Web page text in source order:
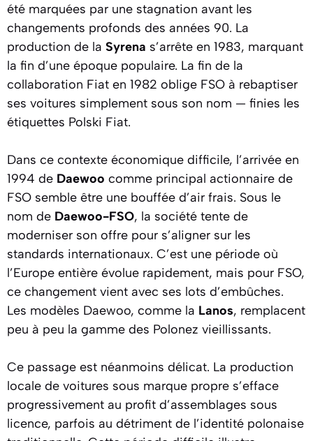
été marquées par une stagnation avant les
changements profonds des années 90. La
production de la Syrena s’arrête en 1983, marquant
la fin d’une époque populaire. La fin de la
collaboration Fiat en 1982 oblige FSO à rebaptiser
ses voitures simplement sous son nom — finies les
étiquettes Polski Fiat.
Dans ce contexte économique difficile, l’arrivée en
1994 de Daewoo comme principal actionnaire de
FSO semble être une bouffée d’air frais. Sous le
nom de Daewoo-FSO, la société tente de
moderniser son offre pour s’aligner sur les
standards internationaux. C’est une période où
l’Europe entière évolue rapidement, mais pour FSO,
ce changement vient avec ses lots d’embûches.
Les modèles Daewoo, comme la Lanos, remplacent
peu à peu la gamme des Polonez vieillissants.
Ce passage est néanmoins délicat. La production
locale de voitures sous marque propre s’efface
progressivement au profit d’assemblages sous
licence, parfois au détriment de l’identité polonaise